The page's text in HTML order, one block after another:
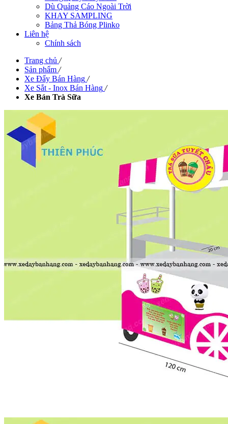
Dù Quảng Cáo Ngoài Trời
KHAY SAMPLING
Bảng Thả Bóng Plinko
Liên hệ
Chính sách
Trang chủ /
Sản phẩm /
Xe Đẩy Bán Hàng /
Xe Sắt - Inox Bán Hàng /
Xe Bán Trà Sữa